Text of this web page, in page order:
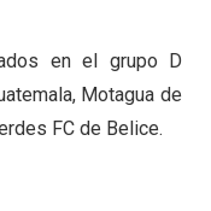
en el grupo D
Motagua de
FC de Belice.